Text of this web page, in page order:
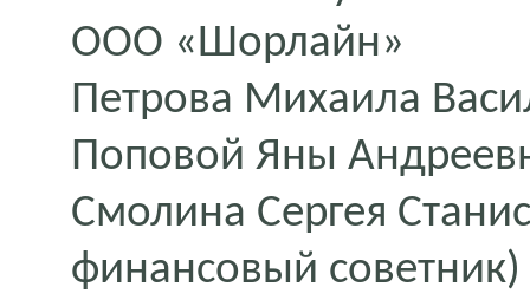
ООО «Шорлайн»
Петрова Михаила
Поповой Яны
Смолина Сергея
финансовый советник)